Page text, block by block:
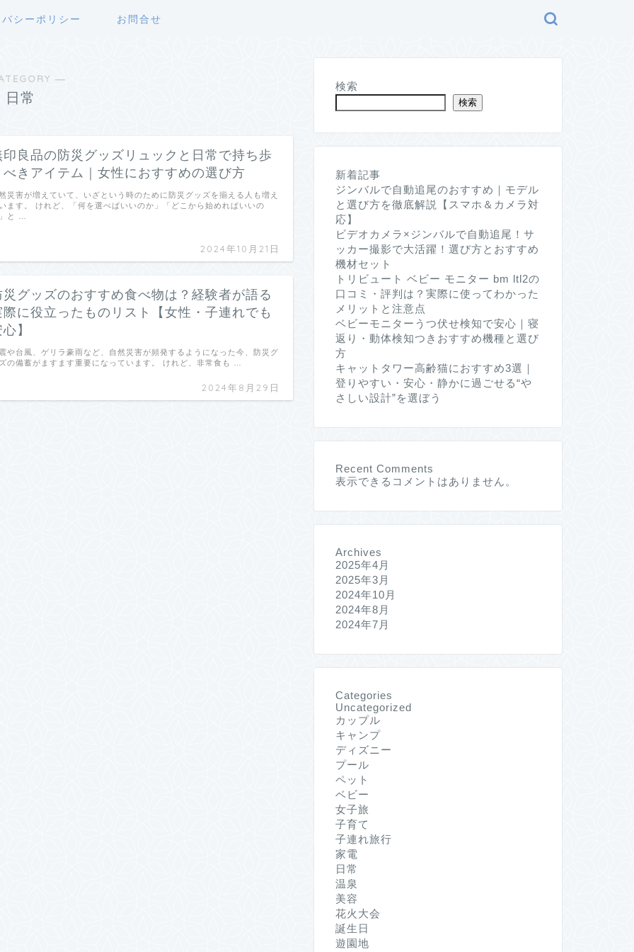
シーポリシー お問合せ
―
日常
印良品の防災グッズリュックと日常で持ち歩
べきアイテム｜女性におすすめの選び方
2024年10月21日
災害が増えていて、いざという時のために防災グッズを揃える人も増え
ます。 けれど、「何を選べばいいのか」「どこから始めればいいの
と …
災グッズのおすすめ食べ物は？経験者が語る
際に役立ったものリスト【女性・子連れでも
】
2024年8月29日
や台風、ゲリラ豪雨など、自然災害が頻発するようになった今、防災グ
の備蓄がますます重要になっています。 けれど、非常食も …
検索
検索
新着記事
ジンバルで自動追尾のおすすめ｜モデル
と選び方を徹底解説【スマホ＆カメラ対
応】
ビデオカメラ×ジンバルで自動追尾！サ
ッカー撮影で大活躍！選び方とおすすめ
機材セット
トリビュート ベビー モニター bm ltl2の
口コミ・評判は？実際に使ってわかった
メリットと注意点
ベビーモニターうつ伏せ検知で安心｜寝
返り・動体検知つきおすすめ機種と選び
方
キャットタワー高齢猫におすすめ3選｜
登りやすい・安心・静かに過ごせる“や
さしい設計”を選ぼう
Recent Comments
表示できるコメントはありません。
Archives
2025年4月
2025年3月
2024年10月
2024年8月
2024年7月
Categories
Uncategorized
カップル
キャンプ
ディズニー
プール
ペット
ベビー
女子旅
子育て
子連れ旅行
家電
日常
温泉
美容
花火大会
誕生日
遊園地